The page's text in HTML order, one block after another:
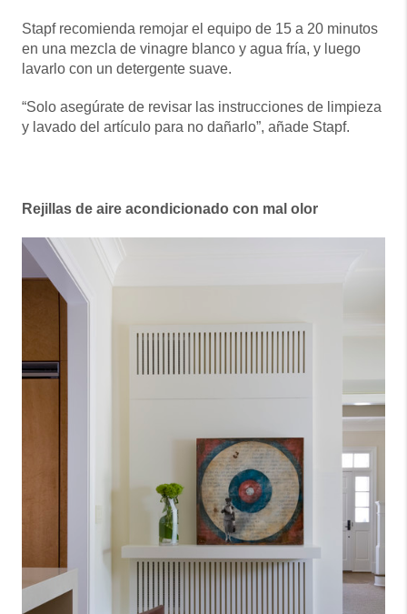
Stapf recomienda remojar el equipo de 15 a 20 minutos
en una mezcla de vinagre blanco y agua fría, y luego
lavarlo con un detergente suave.
“Solo asegúrate de revisar las instrucciones de limpieza
y lavado del artículo para no dañarlo”, añade Stapf.
Rejillas de aire acondicionado con mal olor